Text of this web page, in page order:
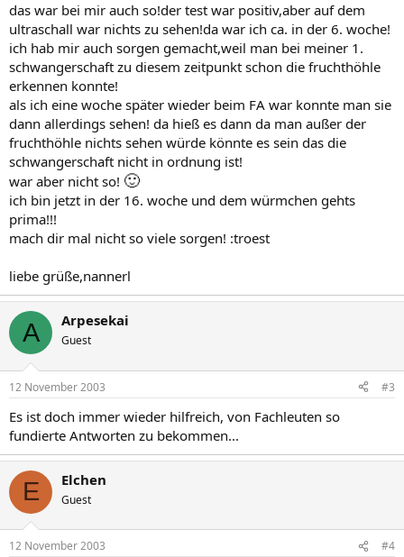
das war bei mir auch so!der test war positiv,aber auf dem
ultraschall war nichts zu sehen!da war ich ca. in der 6. woche!
ich hab mir auch sorgen gemacht,weil man bei meiner 1.
schwangerschaft zu diesem zeitpunkt schon die fruchthöhle
erkennen konnte!
als ich eine woche später wieder beim FA war konnte man sie
dann allerdings sehen! da hieß es dann da man außer der
fruchthöhle nichts sehen würde könnte es sein das die
schwangerschaft nicht in ordnung ist!
war aber nicht so! 🙂
ich bin jetzt in der 16. woche und dem würmchen gehts
prima!!!
mach dir mal nicht so viele sorgen! :troest
liebe grüße,nannerl
A Arpesekai
Guest
12 November 2003 #3
Es ist doch immer wieder hilfreich, von Fachleuten so
fundierte Antworten zu bekommen...
E Elchen
Guest
12 November 2003 #4